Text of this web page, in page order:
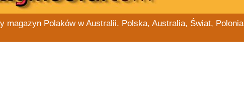
magazyn Polaków w Australii. Polska, Australia, Świat, Polonia